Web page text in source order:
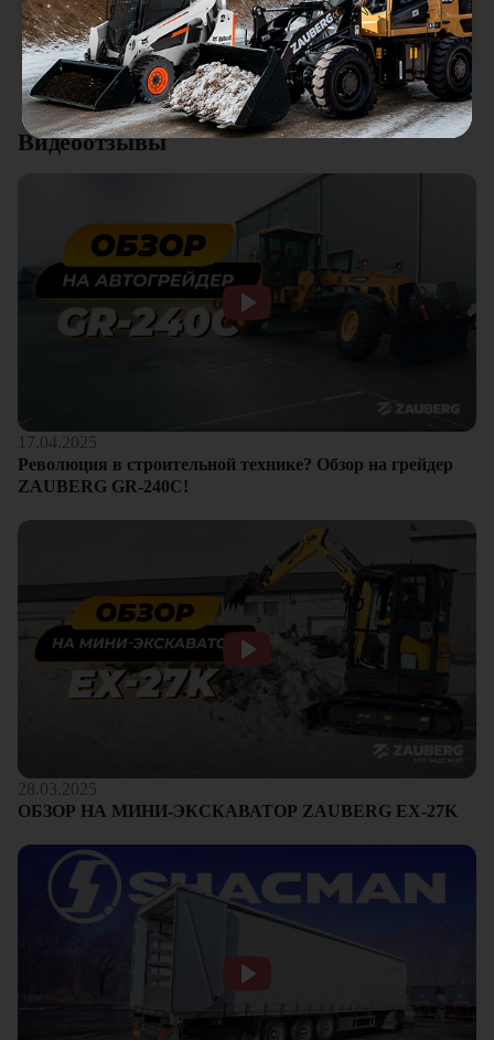
Смотреть все отзывы
качества. Отдельный плюс это внимательное отношение к
клиентам.
Видеоотзывы
17.04.2025
Революция в строительной технике? Обзор на грейдер
ZAUBERG GR-240C!
28.03.2025
ОБЗОР НА МИНИ-ЭКСКАВАТОР ZAUBERG EX-27K